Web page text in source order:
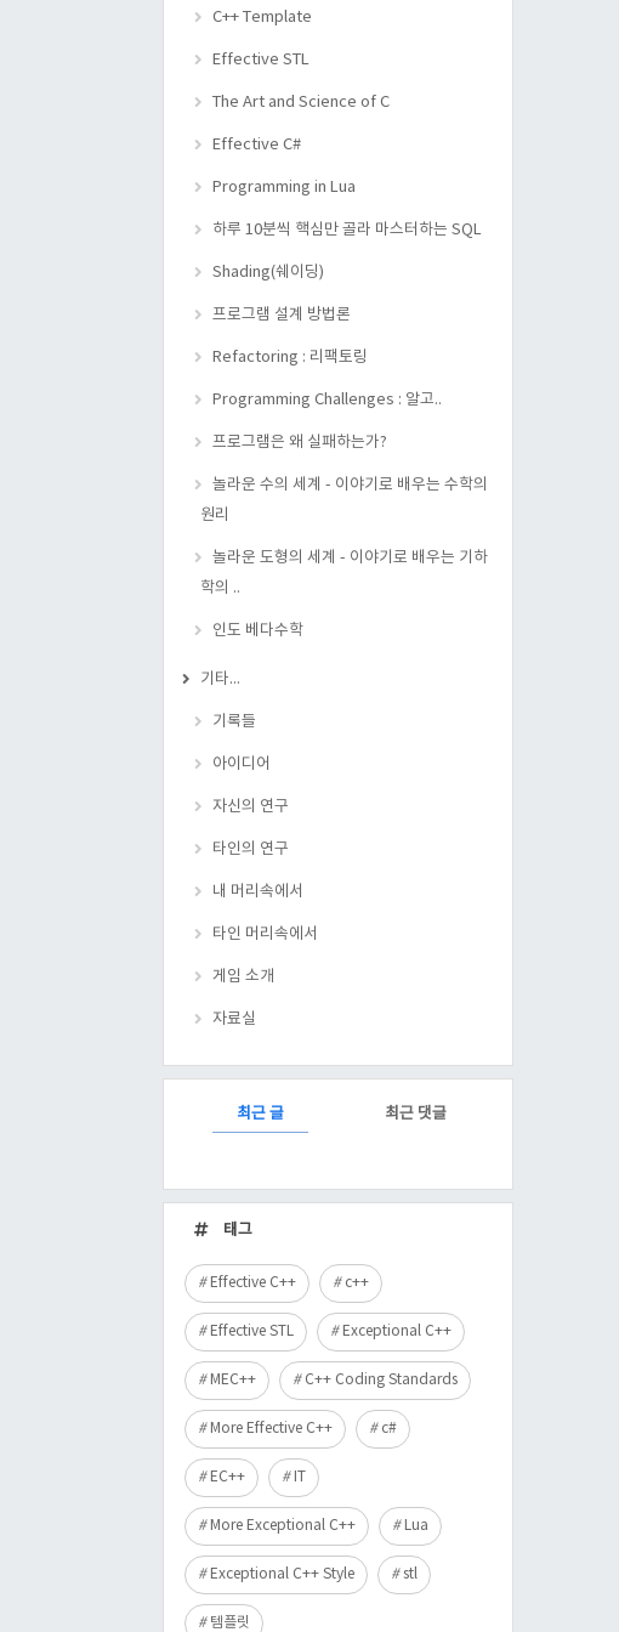
C++ Template
Effective STL
The Art and Science of C
Effective C#
Programming in Lua
하루 10분씩 핵심만 골라 마스터하는 SQL
Shading(쉐이딩)
프로그램 설계 방법론
Refactoring : 리팩토링
Programming Challenges : 알고..
프로그램은 왜 실패하는가?
놀라운 수의 세계 - 이야기로 배우는 수학의
원리
놀라운 도형의 세계 - 이야기로 배우는 기하
학의 ..
인도 베다수학
기타...
기록들
아이디어
자신의 연구
타인의 연구
내 머리속에서
타인 머리속에서
게임 소개
자료실
RECENTLY최근 글 최근 댓글
근
글
태그
Effective C++ c++
Effective STL Exceptional C++
MEC++ C++ Coding Standards
More Effective C++ c#
EC++ IT
More Exceptional C++ Lua
Exceptional C++ Style stl
템플릿